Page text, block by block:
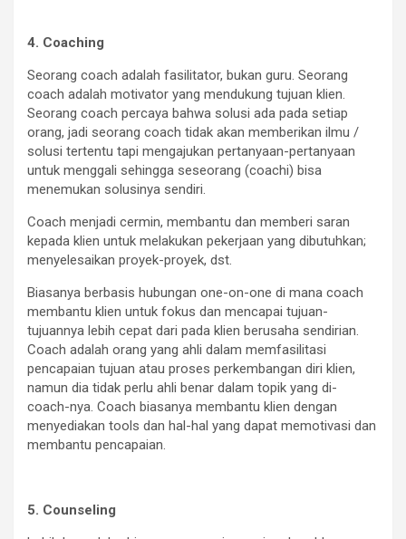
4. Coaching
Seorang coach adalah fasilitator, bukan guru. Seorang
coach adalah motivator yang mendukung tujuan klien.
Seorang coach percaya bahwa solusi ada pada setiap
orang, jadi seorang coach tidak akan memberikan ilmu /
solusi tertentu tapi mengajukan pertanyaan-pertanyaan
untuk menggali sehingga seseorang (coachi) bisa
menemukan solusinya sendiri.
Coach menjadi cermin, membantu dan memberi saran
kepada klien untuk melakukan pekerjaan yang dibutuhkan;
menyelesaikan proyek-proyek, dst.
Biasanya berbasis hubungan one-on-one di mana coach
membantu klien untuk fokus dan mencapai tujuan-
tujuannya lebih cepat dari pada klien berusaha sendirian.
Coach adalah orang yang ahli dalam memfasilitasi
pencapaian tujuan atau proses perkembangan diri klien,
namun dia tidak perlu ahli benar dalam topik yang di-
coach-nya. Coach biasanya membantu klien dengan
menyediakan tools dan hal-hal yang dapat memotivasi dan
membantu pencapaian.
5. Counseling